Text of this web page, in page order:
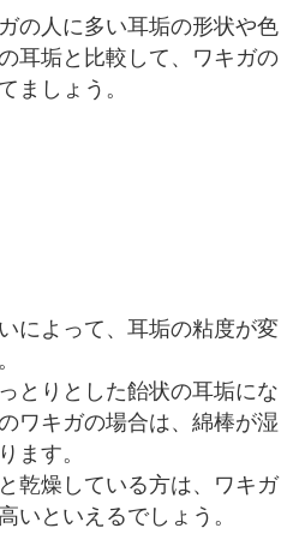
の人に多い耳垢の形状や色
耳垢と比較して、ワキガの
ましょう。
によって、耳垢の粘度が変
とりとした飴状の耳垢にな
ワキガの場合は、綿棒が湿
ます。
乾燥している方は、ワキガ
いといえるでしょう。